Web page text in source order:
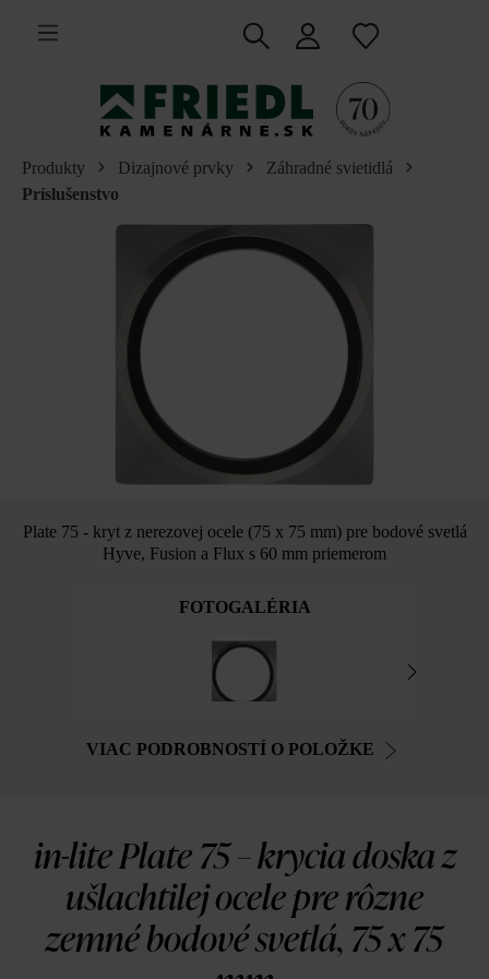
hlavný obsah
Produkty Dizajnové prvky
Záhradné svietidlá
Príslušenstvo
Plate 75 - kryt z nerezovej ocele (75 x 75 mm) pre bodové svetlá
Hyve, Fusion a Flux s 60 mm priemerom
FOTOGALÉRIA
VIAC PODROBNOSTÍ O POLOŽKE
in-lite Plate 75 – krycia doska z
ušlachtilej ocele pre rôzne
zemné bodové svetlá, 75 x 75